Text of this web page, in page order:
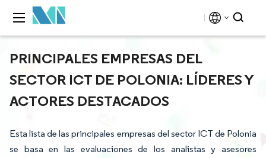
PRINCIPALES EMPRESAS DEL
SECTOR ICT DE POLONIA: LÍDERES Y
ACTORES DESTACADOS
Esta lista de las principales empresas del sector ICT de Polonia
se basa en las evaluaciones de los analistas y asesores